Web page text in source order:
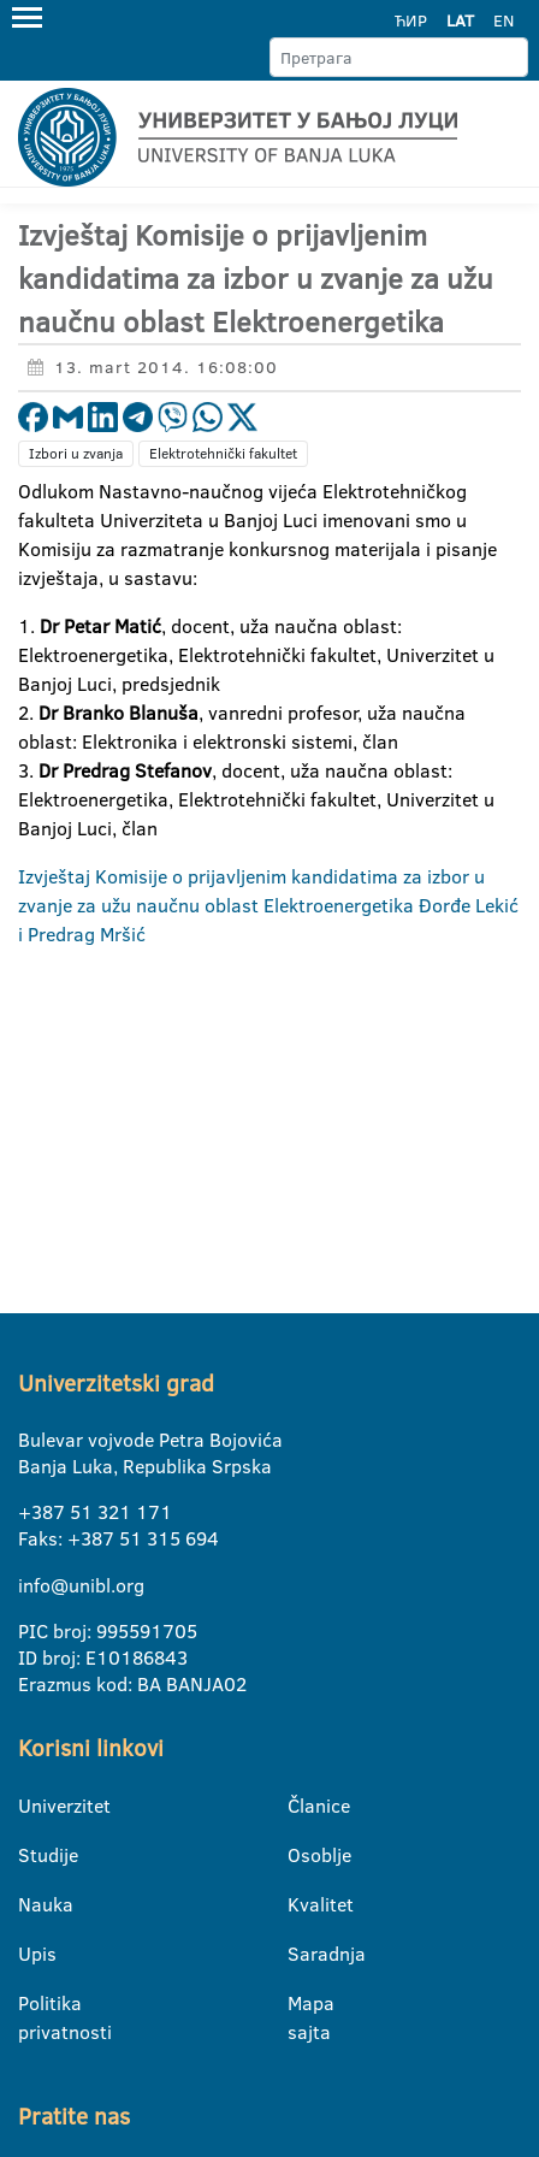
ЋИР LAT EN
Izvještaj Komisije o prijavljenim
kandidatima za izbor u zvanje za užu
naučnu oblast Elektroenergetika
13. mart 2014. 16:08:00
Izbori u zvanja Elektrotehnički fakultet
Odlukom Nastavno-naučnog vijeća Elektrotehničkog
fakulteta Univerziteta u Banjoj Luci imenovani smo u
Komisiju za razmatranje konkursnog materijala i pisanje
izvještaja, u sastavu:
1. Dr Petar Matić, docent, uža naučna oblast:
Elektroenergetika, Elektrotehnički fakultet, Univerzitet u
Banjoj Luci, predsjednik
2. Dr Branko Blanuša, vanredni profesor, uža naučna
oblast: Elektronika i elektronski sistemi, član
3. Dr Predrag Stefanov, docent, uža naučna oblast:
Elektroenergetika, Elektrotehnički fakultet, Univerzitet u
Banjoj Luci, član
Izvještaj Komisije o prijavljenim kandidatima za izbor u
zvanje za užu naučnu oblast Elektroenergetika Đorđe Lekić
i Predrag Mršić
Univerzitetski grad
Bulevar vojvode Petra Bojovića
Banja Luka, Republika Srpska
+387 51 321 171
Faks: +387 51 315 694
info@unibl.org
PIC broj: 995591705
ID broj: E10186843
Erazmus kod: BA BANJA02
Korisni linkovi
Univerzitet
Studije
Nauka
Upis
Politika
privatnosti
Članice
Osoblje
Kvalitet
Saradnja
Mapa
sajta
Pratite nas